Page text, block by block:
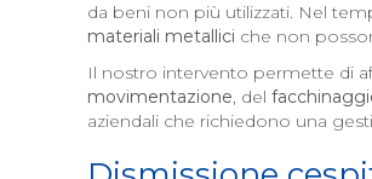
da beni non più utilizzati. Nel
materiali metallici che non
Il nostro intervento permette di
movimentazione, del
aziendali che richiedono una